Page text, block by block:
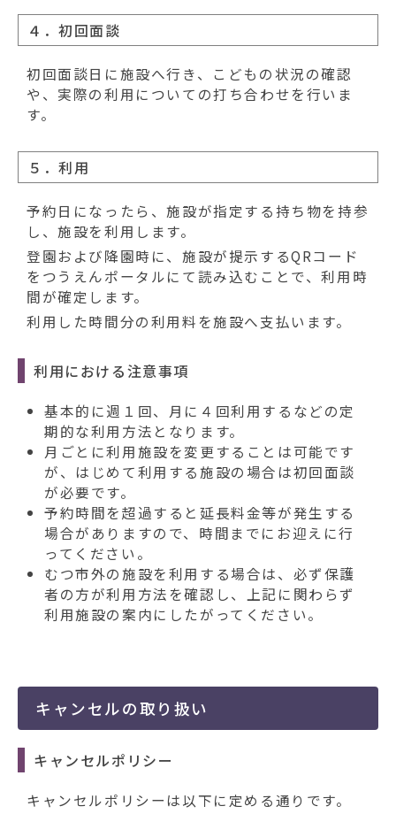
４．初回面談
初回面談日に施設へ行き、こどもの状況の確認
や、実際の利用についての打ち合わせを行いま
す。
５．利用
予約日になったら、施設が指定する持ち物を持参
し、施設を利用します。
登園および降園時に、施設が提示するQRコード
をつうえんポータルにて読み込むことで、利用時
間が確定します。
利用した時間分の利用料を施設へ支払います。
利用における注意事項
基本的に週１回、月に４回利用するなどの定
期的な利用方法となります。
月ごとに利用施設を変更することは可能です
が、はじめて利用する施設の場合は初回面談
が必要です。
予約時間を超過すると延長料金等が発生する
場合がありますので、時間までにお迎えに行
ってください。
むつ市外の施設を利用する場合は、必ず保護
者の方が利用方法を確認し、上記に関わらず
利用施設の案内にしたがってください。
キャンセルの取り扱い
キャンセルポリシー
キャンセルポリシーは以下に定める通りです。